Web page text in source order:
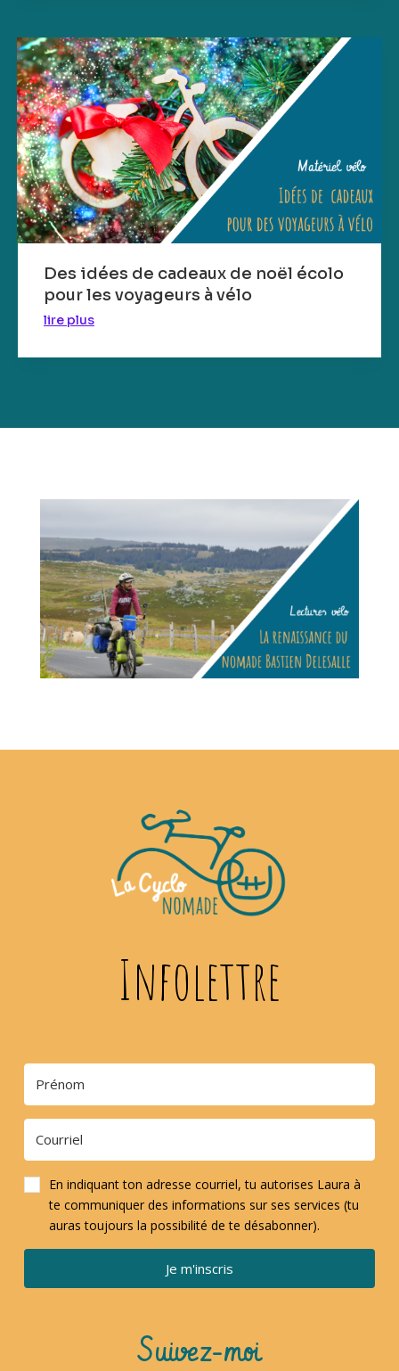
Des idées de cadeaux de noël écolo
pour les voyageurs à vélo
lire plus
Infolettre
En indiquant ton adresse courriel, tu autorises Laura à
te communiquer des informations sur ses services (tu
auras toujours la possibilité de te désabonner).
Je m'inscris
Suivez-moi